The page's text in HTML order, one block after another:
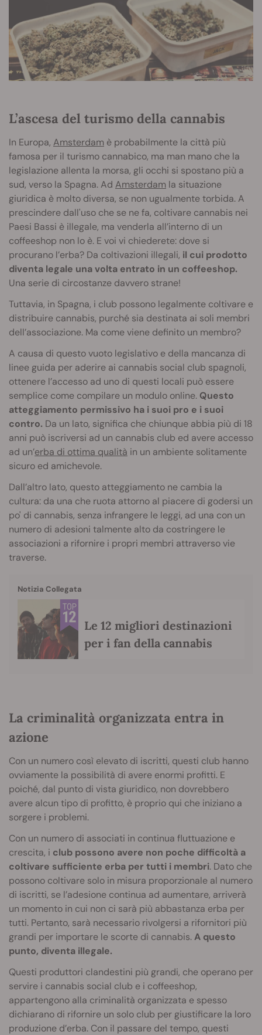
L’ascesa del turismo della cannabis
In Europa, Amsterdam è probabilmente la città più
famosa per il turismo cannabico, ma man mano che la
legislazione allenta la morsa, gli occhi si spostano più a
sud, verso la Spagna. Ad Amsterdam la situazione
giuridica è molto diversa, se non ugualmente torbida. A
prescindere dall'uso che se ne fa, coltivare cannabis nei
Paesi Bassi è illegale, ma venderla all’interno di un
coffeeshop non lo è. E voi vi chiederete: dove si
procurano l’erba? Da coltivazioni illegali, il cui prodotto
diventa legale una volta entrato in un coffeeshop.
Una serie di circostanze davvero strane!
Tuttavia, in Spagna, i club possono legalmente coltivare e
distribuire cannabis, purché sia destinata ai soli membri
dell’associazione. Ma come viene definito un membro?
A causa di questo vuoto legislativo e della mancanza di
linee guida per aderire ai cannabis social club spagnoli,
ottenere l’accesso ad uno di questi locali può essere
semplice come compilare un modulo online. Questo
atteggiamento permissivo ha i suoi pro e i suoi
contro. Da un lato, significa che chiunque abbia più di 18
anni può iscriversi ad un cannabis club ed avere accesso
ad un’erba di ottima qualità in un ambiente solitamente
sicuro ed amichevole.
Dall’altro lato, questo atteggiamento ne cambia la
cultura: da una che ruota attorno al piacere di godersi un
po' di cannabis, senza infrangere le leggi, ad una con un
numero di adesioni talmente alto da costringere le
associazioni a rifornire i propri membri attraverso vie
traverse.
Notizia Collegata
Le 12 migliori destinazioni
per i fan della cannabis
La criminalità organizzata entra in
azione
Con un numero così elevato di iscritti, questi club hanno
ovviamente la possibilità di avere enormi profitti. E
poiché, dal punto di vista giuridico, non dovrebbero
avere alcun tipo di profitto, è proprio qui che iniziano a
sorgere i problemi.
Con un numero di associati in continua fluttuazione e
crescita, i club possono avere non poche difficoltà a
coltivare sufficiente erba per tutti i membri. Dato che
possono coltivare solo in misura proporzionale al numero
di iscritti, se l’adesione continua ad aumentare, arriverà
un momento in cui non ci sarà più abbastanza erba per
tutti. Pertanto, sarà necessario rivolgersi a rifornitori più
grandi per importare le scorte di cannabis.A questo
punto, diventa illegale.
Questi produttori clandestini più grandi, che operano per
servire i cannabis social club e i coffeeshop,
appartengono alla criminalità organizzata e spesso
dichiarano di rifornire un solo club per giustificare la loro
produzione d’erba. Con il passare del tempo, questi